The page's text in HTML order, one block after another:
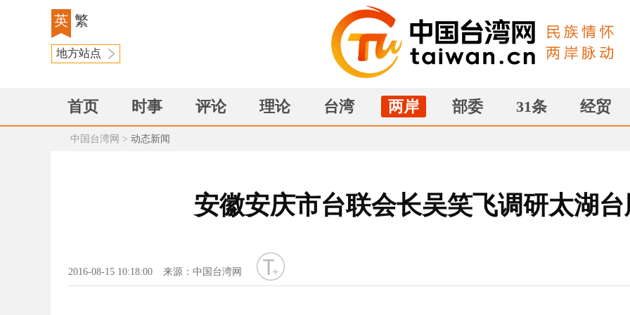
英 繁
地方站点
首页 时事 评论 理论 台湾 两岸 部委 31条 经贸
中国台湾网 > 动态新闻
安徽安庆市台联会长吴笑飞调研太湖
2016-08-15 10:18:00 来源：中国台湾网
字号